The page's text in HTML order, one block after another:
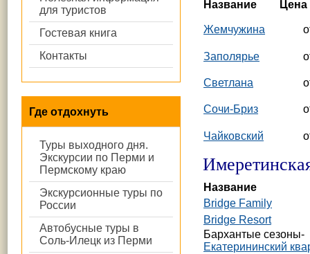
для туристов
Гостевая книга
Контакты
Где отдохнуть
Туры выходного дня.
Экскурсии по Перми и
Пермскому краю
Экскурсионные туры по
России
Автобусные туры в
Соль-Илецк из Перми
Название Цена
Жемчужина
Заполярье
Светлана
Сочи-Бриз
Чайковский
Название
Bridge Family
Bridge Resort
Бархантые сезоны-
Екатерининский